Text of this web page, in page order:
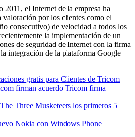
2011, el Internet de la empresa ha
valoración por los clientes como el
consecutivo) de velocidad a todos los
la implementación de un
de seguridad de Internet con la firma
integración de la plataforma Google
gratis para Clientes de Tricom
firman acuerdo Tricom firma
Three Musketeers los primeros 5
Nokia con Windows Phone